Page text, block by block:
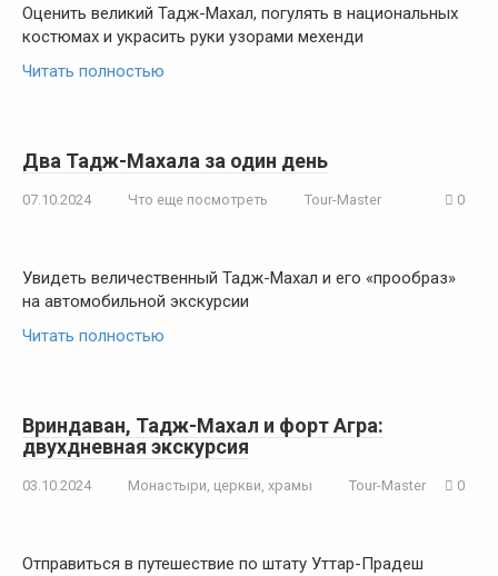
Оценить великий Тадж-Махал, погулять в национальных
костюмах и украсить руки узорами мехенди
Читать полностью
Два Тадж-Махала за один день
07.10.2024 Что еще посмотреть Tour-Master 0
Увидеть величественный Тадж-Махал и его «прообраз»
на автомобильной экскурсии
Читать полностью
Вриндаван, Тадж-Махал и форт Агра:
двухдневная экскурсия
03.10.2024 Монастыри, церкви, храмы Tour-Master 0
Отправиться в путешествие по штату Уттар-Прадеш